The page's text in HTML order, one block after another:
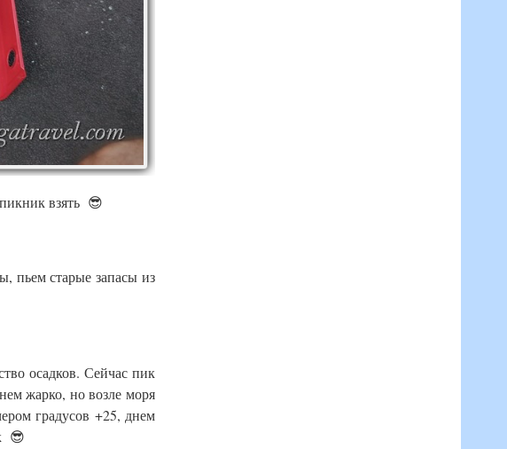
взять 😎
пьем старые запасы из
осадков. Сейчас пик
жарко, но возле моря
градусов +25, днем
😎